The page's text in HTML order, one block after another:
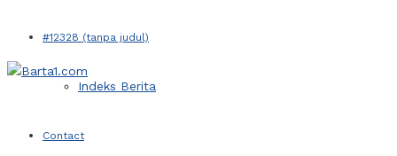
#12328 (tanpa judul)
Indeks Berita
Contact